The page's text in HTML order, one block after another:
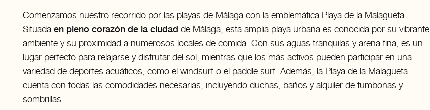
Comenzamos nuestro recorrido por las playas de Málaga con la emblemática Playa de la Malagueta.
Situada en pleno corazón de la ciudad de Málaga, esta amplia playa urbana es conocida por su vibrante
ambiente y su proximidad a numerosos locales de comida. Con sus aguas tranquilas y arena fina, es un
lugar perfecto para relajarse y disfrutar del sol, mientras que los más activos pueden participar en una
variedad de deportes acuáticos, como el windsurf o el paddle surf. Además, la Playa de la Malagueta
cuenta con todas las comodidades necesarias, incluyendo duchas, baños y alquiler de tumbonas y
sombrillas.